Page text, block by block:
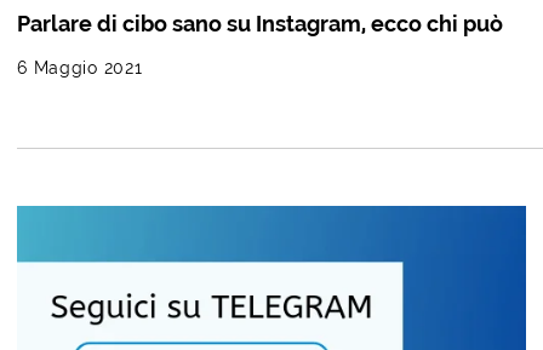
Parlare di cibo sano su Instagram, ecco chi può
6 Maggio 2021